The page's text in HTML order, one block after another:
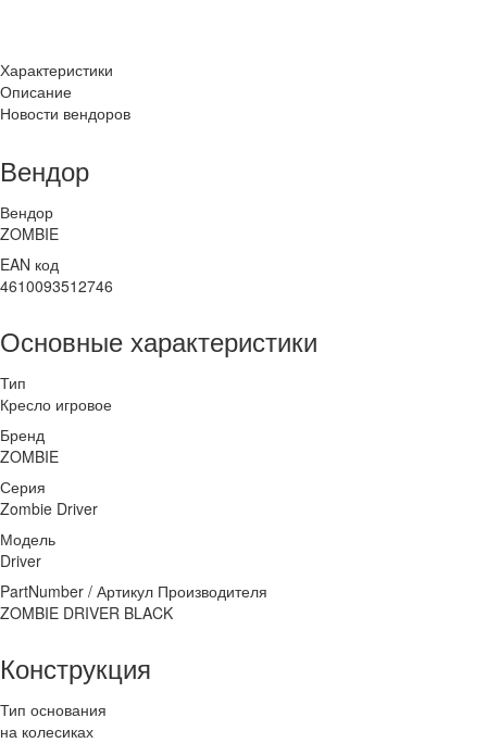
Характеристики
Описание
Новости вендоров
Вендор
Вендор
ZOMBIE
EAN код
4610093512746
Основные характеристики
Тип
Кресло игровое
Бренд
ZOMBIE
Серия
Zombie Driver
Модель
Driver
PartNumber / Артикул Производителя
ZOMBIE DRIVER BLACK
Конструкция
Тип основания
на колесиках